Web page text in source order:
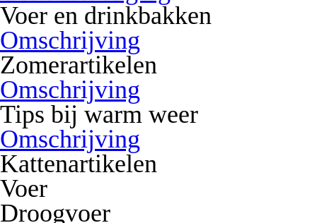
Voer en drinkbakken
Omschrijving
Zomerartikelen
Omschrijving
Tips bij warm weer
Omschrijving
Kattenartikelen
Voer
Droogvoer